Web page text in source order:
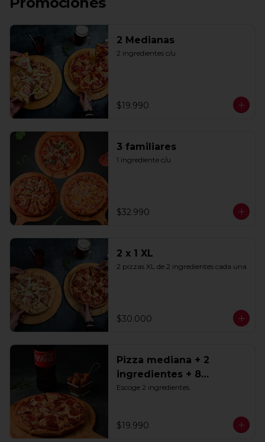
2 Medianas
2 ingredientes c/u
$19.990
3 familiares
1 ingrediente c/u
$32.990
2 x 1 XL
2 pizzas XL de 2 ingredientes cada una
$30.000
Pizza mediana + 2
ingredientes + 8
Tequeños + Bebida 1.5lts
Escoge 2 ingredientes.
$19.990